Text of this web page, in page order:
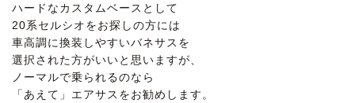
ハードなカスタムベースとして
20系セルシオをお探しの方には
車高調に換装しやすいバネサスを
選択された方がいいと思いますが、
ノーマルで乗られるのなら
「あえて」エアサスをお勧めします。